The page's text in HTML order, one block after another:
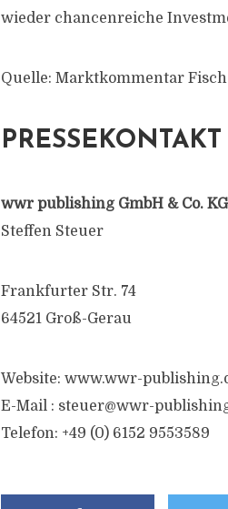
wieder chancenreiche
Quelle: Marktkommentar
PRESSEKONTAKT
wwr publishing GmbH & Co. KG
Steffen Steuer
Frankfurter Str. 74
64521 Groß-Gerau
Website: www.wwr-
E-Mail : steuer@wwr-
Telefon: +49 (0) 6152 9553589